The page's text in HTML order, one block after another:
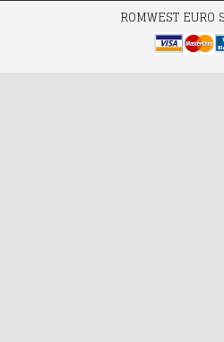
ROMWEST EURO